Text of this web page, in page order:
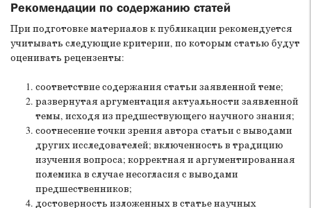
Рекомендации по содержанию статей
При подготовке материалов к публикации рекомендуется
учитывать следующие критерии, по которым статью будут
оценивать рецензенты:
соответствие содержания статьи заявленной теме;
развернутая аргументация актуальности заявленной
темы, исходя из предшествующего научного знания;
соотнесение точки зрения автора статьи с выводами
других исследователей; включенность в традицию
изучения вопроса; корректная и аргументированная
полемика в случае несогласия с выводами
предшественников;
достоверность изложенных в статье научных